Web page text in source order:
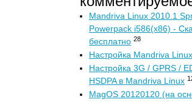
Mandriva Linux 2010.1
Powerpack i586(x86) -
бесплатно 28
Настройка Mandriva Linux
Настройка 3G / GPRS /
HSDPA в Mandriva Linux
MagOS 20120120 (на